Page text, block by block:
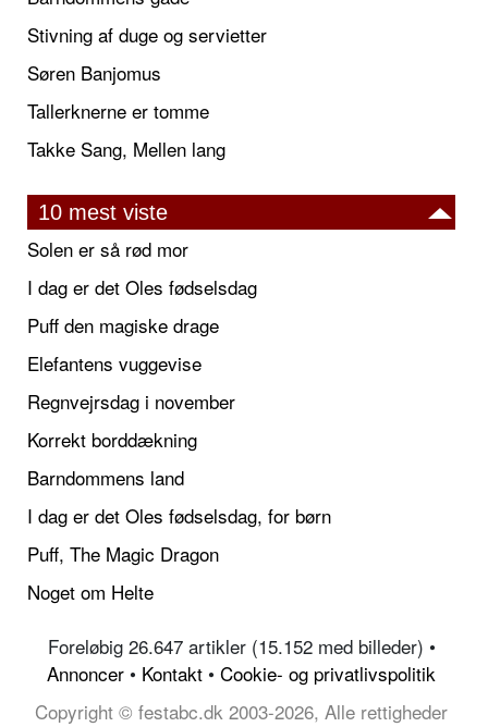
Stivning af duge og servietter
Søren Banjomus
Tallerknerne er tomme
Takke Sang, Mellen lang
10 mest viste
Solen er så rød mor
I dag er det Oles fødselsdag
Puff den magiske drage
Elefantens vuggevise
Regnvejrsdag i november
Korrekt borddækning
Barndommens land
I dag er det Oles fødselsdag, for børn
Puff, The Magic Dragon
Noget om Helte
Foreløbig 26.647 artikler (15.152 med billeder) •
Annoncer • Kontakt • Cookie- og privatlivspolitik
Copyright © festabc.dk 2003-2026, Alle rettigheder